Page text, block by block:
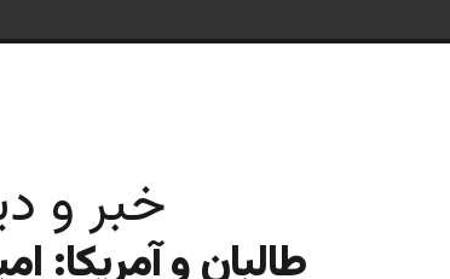
خبر و
طالبان و آمریکا: